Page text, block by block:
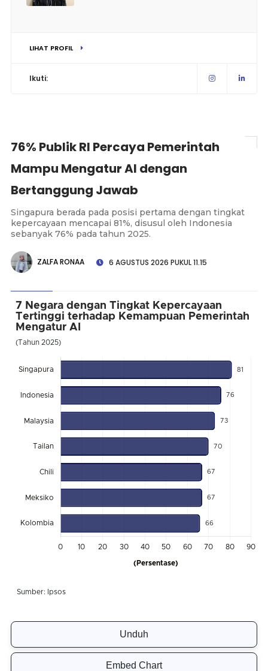
LIHAT PROFIL
Ikuti:
76% Publik RI Percaya Pemerintah
Mampu Mengatur AI dengan
Bertanggung Jawab
Singapura berada pada posisi pertama dengan tingkat
kepercayaan mencapai 81%, disusul oleh Indonesia
sebanyak 76% pada tahun 2025.
ZALFA RONAA 6 AGUSTUS 2026 PUKUL 11.15
7 Negara dengan Tingkat Kepercayaan
Tertinggi terhadap Kemampuan Pemerintah
Mengatur AI
(Tahun 2025)
Unduh
Embed Chart